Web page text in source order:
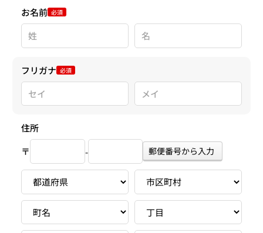
お名前 必須
フリガナ 必須
住所
〒
- 郵便番号から入力